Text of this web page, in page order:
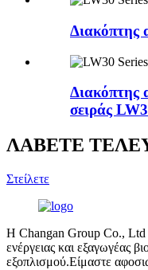
Διακόπτης
Διακόπτης
σειράς
ΛΑΒΕΤΕ
Στείλετε
Η Changan Group Co., Ltd
ενέργειας και εξαγωγέας
εξοπλισμού.Είμαστε